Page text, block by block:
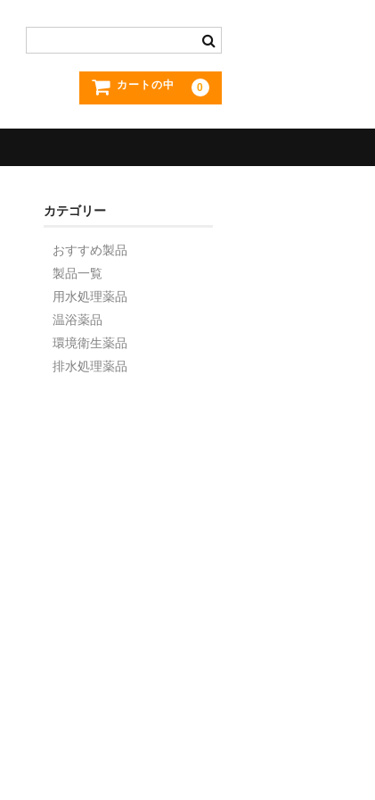
カートの中 0
カテゴリー
おすすめ製品
製品一覧
用水処理薬品
温浴薬品
環境衛生薬品
排水処理薬品